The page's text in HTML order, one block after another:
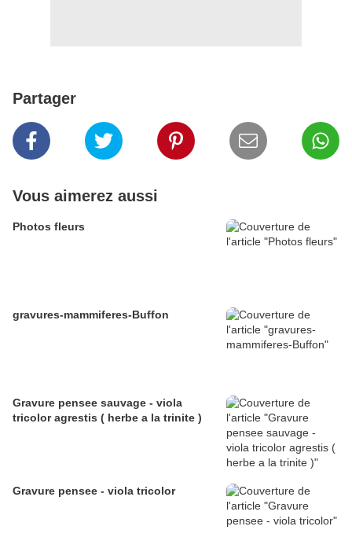
Partager
Vous aimerez aussi
Photos fleurs
gravures-mammiferes-Buffon
Gravure pensee sauvage - viola
tricolor agrestis ( herbe a la trinite )
Gravure pensee - viola tricolor